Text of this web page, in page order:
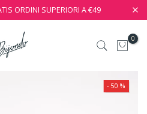
ORDINI SUPERIORI A €49
0
- 50 %